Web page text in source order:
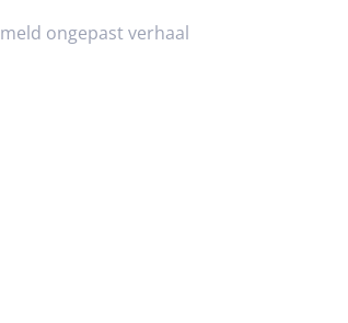
meld ongepast verhaal